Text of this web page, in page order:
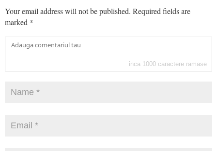
Your email address will not be published. Required fields are
marked *
inca 1000 caractere ramase